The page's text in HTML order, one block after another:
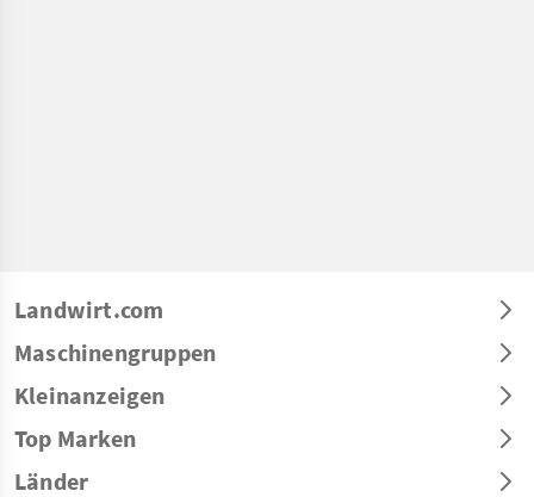
Landwirt.com
Maschinengruppen
Kleinanzeigen
Top Marken
Länder